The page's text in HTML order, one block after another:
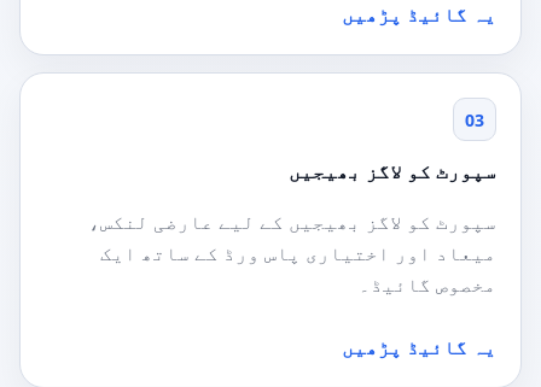
یہ گائیڈ پڑھیں
03
سپورٹ کو لاگز بھیجیں
سپورٹ کو لاگز بھیجیں کے لیے عارضی لنکس،
میعاد اور اختیاری پاس ورڈ کے ساتھ ایک
مخصوص گائیڈ۔
یہ گائیڈ پڑھیں